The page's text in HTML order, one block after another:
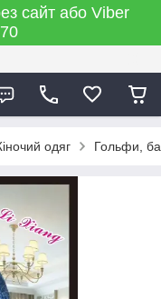
сайт або Viber
одяг Гольфи,